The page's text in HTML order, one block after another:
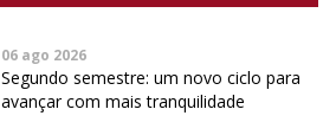
06 ago 2026
Segundo semestre: um novo ciclo para
avançar com mais tranquilidade